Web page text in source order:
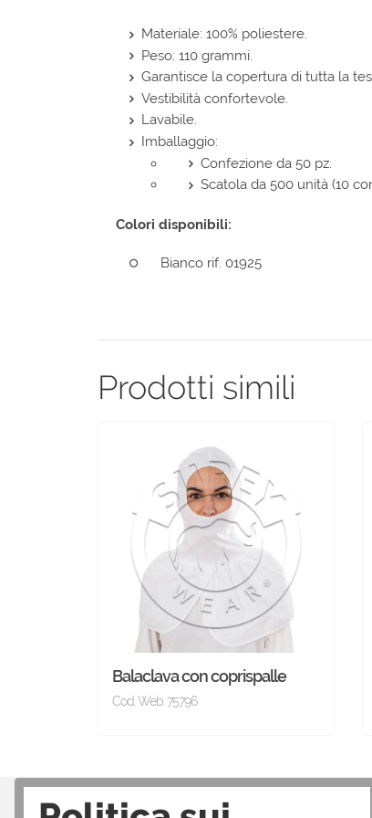
Materiale: 100% poliestere.
Peso: 110 grammi.
Garantisce la copertura di tutta la
Vestibilità confortevole.
Lavabile.
Imballaggio:
Confezione da 50 pz.
Scatola da 500 unità (10
Colori disponibili:
Bianco rif. 01925
Prodotti simili
Balaclava con coprispalle
Cod. Web: 75796